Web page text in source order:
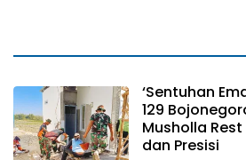
‘Sentuhan
129
Musholla
dan Presisi